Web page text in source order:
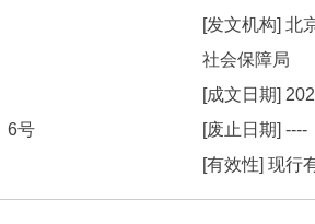
[发文机构] 北
社会保障局
[成文日期]
6号 [废止日期] ----
[有效性] 现行